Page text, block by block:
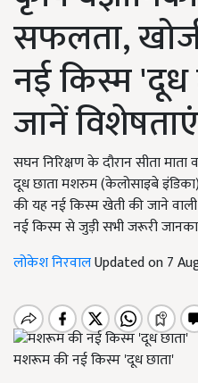
सफलता,
नई किस्म 'दूध
जानें विशेषताएं
सघन निरिक्षण के दौरान सीता माता
दूध छाता मशरुम (केलोसाइबे
की यह नई किस्म खेती की जाने
नई किस्म से जुड़ी सभी जरूरी
लोकेश निरवालUpdated on 7
मशरूम की नई किस्म 'दूध छाता'